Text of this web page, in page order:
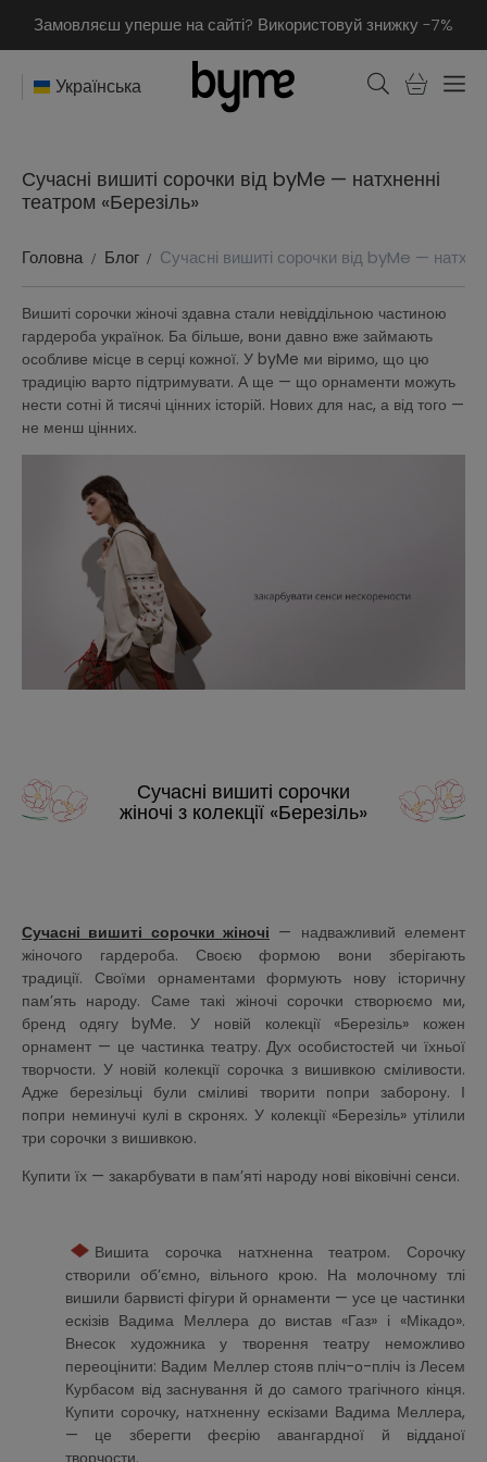
Замовляєш уперше на сайті? Використовуй знижку -7%
Українська
Сучасні вишиті сорочки від byMe — натхненні
театром «Березіль»
Головна Блог Сучасні вишиті сорочки від byMe —
Вишиті сорочки жіночі здавна стали невіддільною частиною
гардероба українок. Ба більше, вони давно вже займають
особливе місце в серці кожної. У byMe ми віримо, що цю
традицію варто підтримувати. А ще — що орнаменти можуть
нести сотні й тисячі цінних історій. Нових для нас, а від того —
не менш цінних.
Сучасні вишиті сорочки
жіночі з колекції «Березіль»
Сучасні вишиті сорочки жіночі — надважливий елемент
жіночого гардероба. Своєю формою вони зберігають
традиції. Своїми орнаментами формують нову історичну
пам’ять народу. Саме такі жіночі сорочки створюємо ми,
бренд одягу byMe. У новій колекції «Березіль» кожен
орнамент — це частинка театру. Дух особистостей чи їхньої
творчости. У новій колекції сорочка з вишивкою сміливости.
Адже березільці були сміливі творити попри заборону. І
попри неминучі кулі в скронях. У колекції «Березіль» утілили
три сорочки з вишивкою.
Купити їх — закарбувати в пам’яті народу нові віковічні сенси.
Вишита сорочка натхненна театром. Сорочку
створили об’ємно, вільного крою. На молочному тлі
вишили барвисті фігури й орнаменти — усе це частинки
ескізів Вадима Меллера до вистав «Газ» і «Мікадо».
Внесок художника у творення театру неможливо
переоцінити: Вадим Меллер стояв пліч-о-пліч із Лесем
Курбасом від заснування й до самого трагічного кінця.
Купити сорочку, натхненну ескізами Вадима Меллера,
— це зберегти феєрію авангардної й відданої